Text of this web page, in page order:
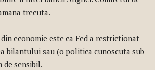
trecuta.
economie este ca Fed a restrictionat
bilantului sau (o politica cunoscuta sub
de sensibil.